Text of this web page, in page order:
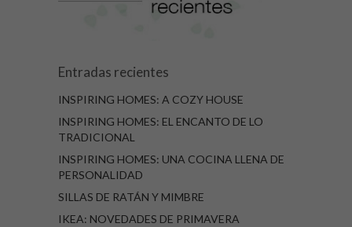
Entradas recientes
INSPIRING HOMES: A COZY HOUSE
INSPIRING HOMES: EL ENCANTO DE LO
TRADICIONAL
INSPIRING HOMES: UNA COCINA LLENA DE
PERSONALIDAD
SILLAS DE RATÁN Y MIMBRE
IKEA: NOVEDADES DE PRIMAVERA